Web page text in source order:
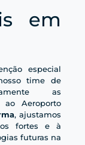
em
especial
time de
as
Aeroporto
, ajustamos
fortes e à
futuras na